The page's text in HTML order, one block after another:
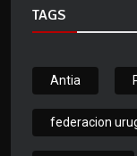
TAGS
Antia
federacion